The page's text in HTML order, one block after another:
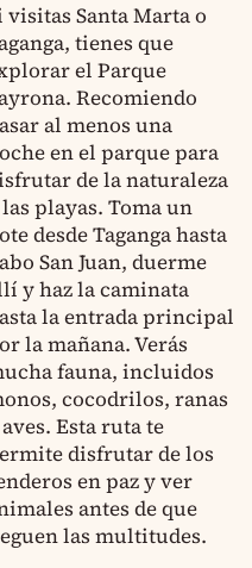
visitas Santa Marta o
tienes que
el Parque
Recomiendo
al menos una
en el parque para
de la naturaleza
playas. Toma un
desde Taganga hasta
San Juan, duerme
y haz la caminata
la entrada principal
la mañana. Verás
fauna, incluidos
cocodrilos, ranas
Esta ruta te
disfrutar de los
en paz y ver
antes de que
las multitudes.